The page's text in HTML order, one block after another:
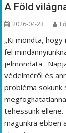
A Föld
2026-04-23
„Ki mondta,
fel
jelmondata.
védelméről és
probléma sokunk
tehessünk
magunkra ebben